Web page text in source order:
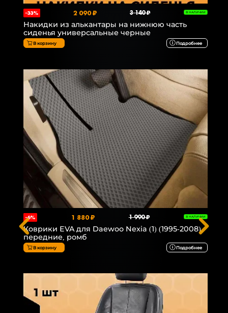
-33% 2 090 ₽ 3 140 ₽ В НАЛИЧИИ
Накидки из алькантары на нижнюю часть
сиденья универсальные черные
В корзину Подробнее
-6% 1 880 ₽ 1 990 ₽ В НАЛИЧИИ
Коврики EVA для Daewoo Nexia (1) (1995-2008),
передние, ромб
В корзину Подробнее